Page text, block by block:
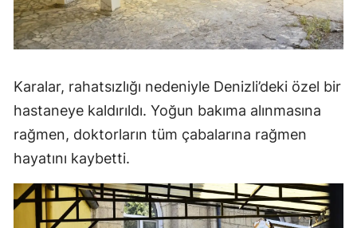
Karalar, rahatsızlığı nedeniyle Denizli’deki özel bir
hastaneye kaldırıldı. Yoğun bakıma alınmasına
rağmen, doktorların tüm çabalarına rağmen
hayatını kaybetti.